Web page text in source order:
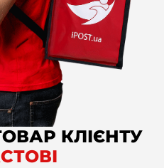
КЛІЄНТУ